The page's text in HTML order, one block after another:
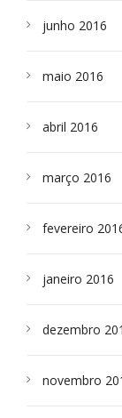
junho 2016
maio 2016
abril 2016
março 2016
fevereiro
janeiro 2016
dezembro
novembro